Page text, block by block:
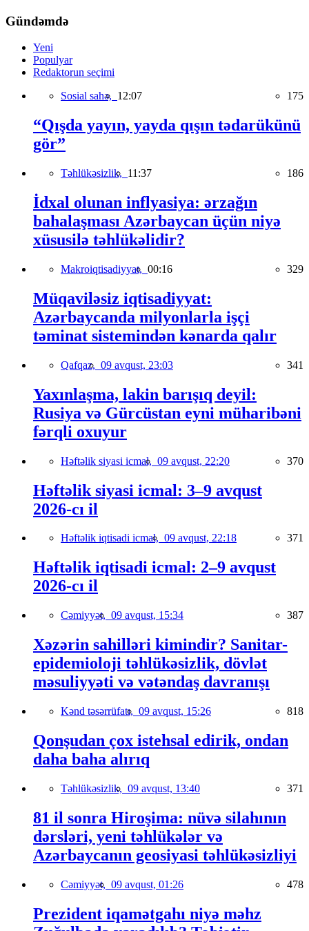
Gündəmdə
Yeni
Populyar
Redaktorun seçimi
Sosial sahə, 12:07 175
“Qışda yayın, yayda qışın tədarükünü
gör”
Təhlükəsizlik, 11:37 186
İdxal olunan inflyasiya: ərzağın
bahalaşması Azərbaycan üçün niyə
xüsusilə təhlükəlidir?
Makroiqtisadiyyat, 00:16 329
Müqaviləsiz iqtisadiyyat:
Azərbaycanda milyonlarla işçi
təminat sistemindən kənarda qalır
Qafqaz, 09 avqust, 23:03 341
Yaxınlaşma, lakin barışıq deyil:
Rusiya və Gürcüstan eyni müharibəni
fərqli oxuyur
Həftəlik siyasi icmal, 09 avqust, 22:20 370
Həftəlik siyasi icmal: 3–9 avqust
2026-cı il
Həftəlik iqtisadi icmal, 09 avqust, 22:18 371
Həftəlik iqtisadi icmal: 2–9 avqust
2026-cı il
Cəmiyyət, 09 avqust, 15:34 387
Xəzərin sahilləri kimindir? Sanitar-
epidemioloji təhlükəsizlik, dövlət
məsuliyyəti və vətəndaş davranışı
Kənd təsərrüfatı, 09 avqust, 15:26 818
Qonşudan çox istehsal edirik, ondan
daha baha alırıq
Təhlükəsizlik, 09 avqust, 13:40 371
81 il sonra Hiroşima: nüvə silahının
dərsləri, yeni təhlükələr və
Azərbaycanın geosiyasi təhlükəsizliyi
Cəmiyyət, 09 avqust, 01:26 478
Prezident iqamətgahı niyə məhz